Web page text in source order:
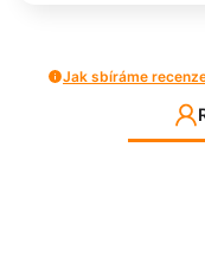
Jak sbíráme